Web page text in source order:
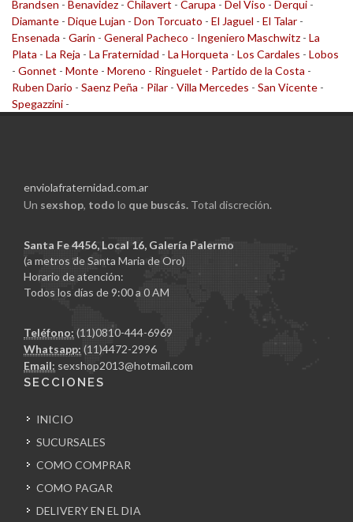
Brandsen - Benavidez - Chilavert - Carupa - Del Viso - Derqui -
Diamante - Dique Lujan - Don Torcuato - El Jaguel - El Talar -
Ensenada - Garin - General Pacheco - Ingeniero Maschwitz - La
Plata - La Reja - La Fraternidad - La Horqueta - Los Cardales - Lobos
- Gonnet - Monte - Moreno - Ringuelet - Partido de la Costa -
Ruben Dario - Saenz Peña - Pilar - Villa Mercedes - San Vicente -
Spegazzini -
enviolafraternidad.com.ar
Un sexshop, todo lo que buscás. Total discreción.
Santa Fe 4456, Local 16, Galería Palermo
(a metros de Santa Maria de Oro)
Horario de atención:
Todos los días de 9:00 a 0 AM
Teléfono: (11)0810-444-6969
Whatsapp: (11)4472-2996
Email: sexshop2013@hotmail.com
SECCIONES
INICIO
SUCURSALES
COMO COMPRAR
COMO PAGAR
DELIVERY EN EL DIA